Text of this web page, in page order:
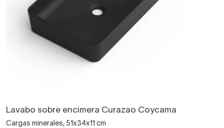
Lavabo sobre encimera Curazao Coycama
Cargas minerales, 51x34x11 cm